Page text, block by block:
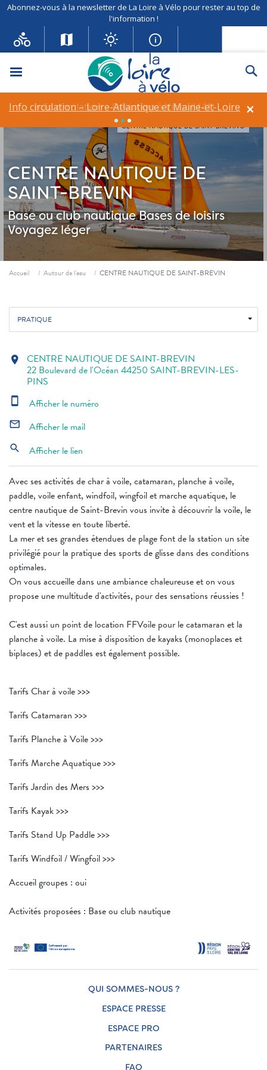
Abonnez-vous à la newsletter de La Loire à Vélo pour rester au top de
l'information !
Menu
×
Info circulation – Loire-Atlantique et Maine-et-Loire
Info circulation – Déviation à Vineuil (41)
CENTRE NAUTIQUE DE
SAINT-BREVIN
Base ou club nautiqueBases de loisirs
Voyagez léger
CENTRE NAUTIQUE DE SAINT-BREVIN©
Fil d'ariane
Accueil Autour de l'eau CENTRE NAUTIQUE DE SAINT-BREVIN
PRATIQUE
Avec ses activités de char à voile, catamaran, planche à voile,
paddle, voile enfant, windfoil, wingfoil et marche aquatique, le
centre nautique de Saint-Brevin vous invite à découvrir la voile, le
vent et la vitesse en toute liberté.
La mer et ses grandes étendues de plage font de la station un site
privilégié pour la pratique des sports de glisse dans des conditions
optimales.
On vous accueille dans une ambiance chaleureuse et on vous
propose une multitude d'activités, pour des sensations réussies !
C'est aussi un point de location FFVoile pour le catamaran et la
planche à voile. La mise à disposition de kayaks (monoplaces et
biplaces) et de paddles est également possible.
Tarifs Char à voile >>>
Tarifs Catamaran >>>
Tarifs Planche à Voile >>>
Tarifs Marche Aquatique >>>
Tarifs Jardin des Mers >>>
Tarifs Kayak >>>
Tarifs Stand Up Paddle >>>
Tarifs Windfoil / Wingfoil >>>
Accueil groupes : oui
Activités proposées : Base ou club nautique
location_on CENTRE NAUTIQUE DE SAINT-BREVIN
22 Boulevard de l'Océan 44250 SAINT-BREVIN-LES-
PINS
smartphone Afficher le numéro
mail_outline Afficher le mail
search Afficher le lien
QUI SOMMES-NOUS ?
ESPACE PRESSE
ESPACE PRO
PARTENAIRES
FAQ